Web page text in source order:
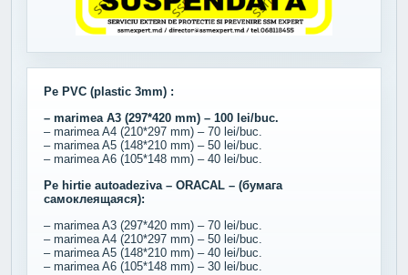
Pe PVC (plastic 3mm) :
– marimea A3 (297*420 mm) – 100 lei/buc.
– marimea A4 (210*297 mm) – 70 lei/buc.
– marimea A5 (148*210 mm) – 50 lei/buc.
– marimea A6 (105*148 mm) – 40 lei/buc.
Pe hirtie autoadeziva – ORACAL – (бумага
самоклеящаяся):
– marimea A3 (297*420 mm) – 70 lei/buc.
– marimea A4 (210*297 mm) – 50 lei/buc.
– marimea A5 (148*210 mm) – 40 lei/buc.
– marimea A6 (105*148 mm) – 30 lei/buc.